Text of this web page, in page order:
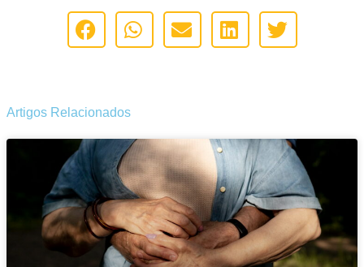
Artigos Relacionados